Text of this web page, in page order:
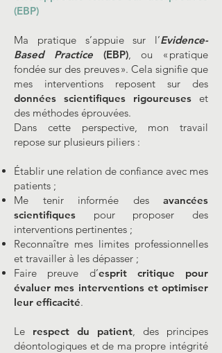
(EBP)
Ma pratique s’appuie sur l’Evidence-
Based Practice(EBP), ou « pratique
fondée sur des preuves ». Cela signifie que
mes interventions reposent sur des
données scientifiques rigoureuses et
des méthodes éprouvées.
Dans cette perspective, mon travail
repose sur plusieurs piliers :
Établir une relation de confiance avec mes
patients ;
Me tenir informée des avancées
scientifiques pour proposer des
interventions pertinentes ;
Reconnaître mes limites professionnelles
et travailler à les dépasser ;
Faire preuve d’esprit critique pour
évaluer mes interventions et optimiser
leur efficacité.
Le respect du patient, des principes
déontologiques et de ma propre intégrité